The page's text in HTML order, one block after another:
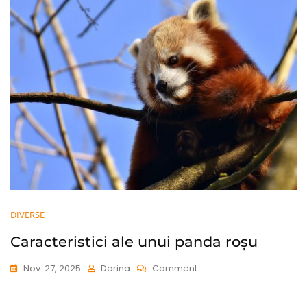
Un
Oraș
Necunoscut
DIVERSE
Caracteristici ale unui panda roșu
Nov. 27, 2025 Dorina CommentOn